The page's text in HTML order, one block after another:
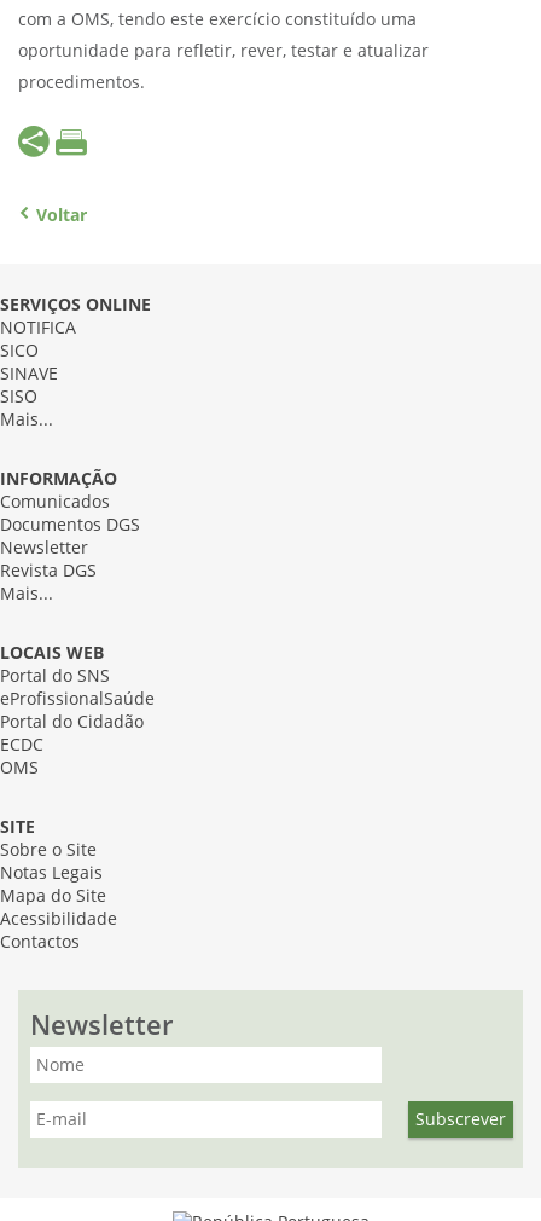
com a OMS, tendo este exercício constituído uma
oportunidade para refletir, rever, testar e atualizar
procedimentos.
Voltar
SERVIÇOS ONLINE
NOTIFICA
SICO
SINAVE
SISO
Mais...
INFORMAÇÃO
Comunicados
Documentos DGS
Newsletter
Revista DGS
Mais...
LOCAIS WEB
Portal do SNS
eProfissionalSaúde
Portal do Cidadão
ECDC
OMS
SITE
Sobre o Site
Notas Legais
Mapa do Site
Acessibilidade
Contactos
Newsletter